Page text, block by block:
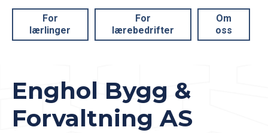
For
lærlinger
For
lærebedrifter
Om
oss
Enghol Bygg &
Forvaltning AS